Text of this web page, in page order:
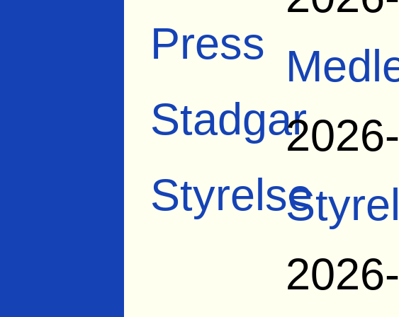
Press
Stadgar
Styrelse